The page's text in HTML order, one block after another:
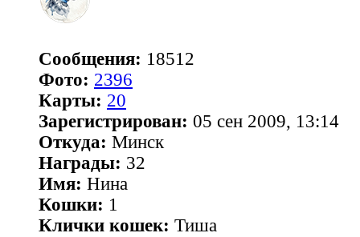
Сообщения: 18512
Фото: 2396
Карты: 20
Зарегистрирован: 05 сен 2009, 13:14
Откуда: Минск
Награды: 32
Имя: Нина
Кошки: 1
Клички кошек: Тиша